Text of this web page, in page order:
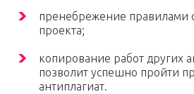
пренебрежение правилами
проекта;
копирование работ других
позволит успешно пройти
антиплагиат.